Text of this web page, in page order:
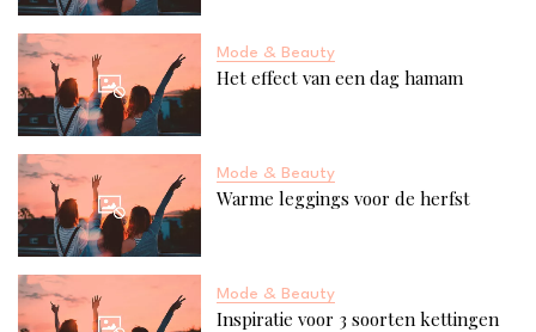
Mode & Beauty
Het effect van een dag hamam
Mode & Beauty
Warme leggings voor de herfst
Mode & Beauty
Inspiratie voor 3 soorten kettingen